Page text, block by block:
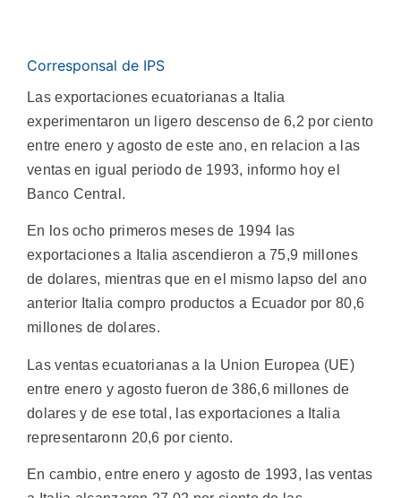
Corresponsal de IPS
Las exportaciones ecuatorianas a Italia
experimentaron un ligero descenso de 6,2 por ciento
entre enero y agosto de este ano, en relacion a las
ventas en igual periodo de 1993, informo hoy el
Banco Central.
En los ocho primeros meses de 1994 las
exportaciones a Italia ascendieron a 75,9 millones
de dolares, mientras que en el mismo lapso del ano
anterior Italia compro productos a Ecuador por 80,6
millones de dolares.
Las ventas ecuatorianas a la Union Europea (UE)
entre enero y agosto fueron de 386,6 millones de
dolares y de ese total, las exportaciones a Italia
representaronn 20,6 por ciento.
En cambio, entre enero y agosto de 1993, las ventas